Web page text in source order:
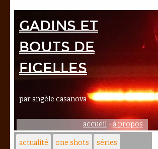
Gadins et
bouts de
ficelles
par angèle casanova
accueil-à propos
actualité one shots séries